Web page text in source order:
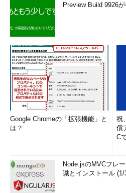
Preview Build 9926
Google Chromeの「拡張機能」と
は？
祝
償
C
Node.jsのMVCフレ
識とインストール (1/